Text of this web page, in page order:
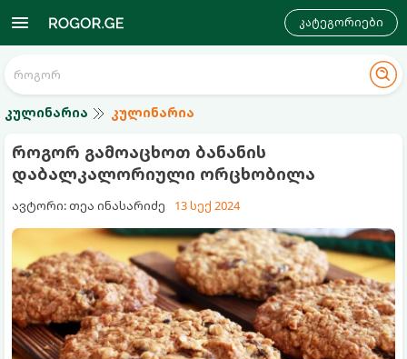
კატეგორიები
კულინარია კულინარია
როგორ გამოაცხოთ ბანანის
დაბალკალორიული ორცხობილა
ავტორი: თეა ინასარიძე 13 სექ 2024